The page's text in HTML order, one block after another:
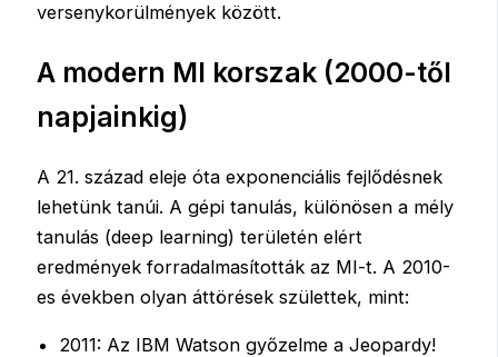
versenykorülmények között.
A modern MI korszak (2000-től
napjainkig)
A 21. század eleje óta exponenciális fejlődésnek
lehetünk tanúi. A gépi tanulás, különösen a mély
tanulás (deep learning) területén elért
eredmények forradalmasították az MI-t. A 2010-
es években olyan áttörések születtek, mint:
2011: Az IBM Watson győzelme a Jeopardy!